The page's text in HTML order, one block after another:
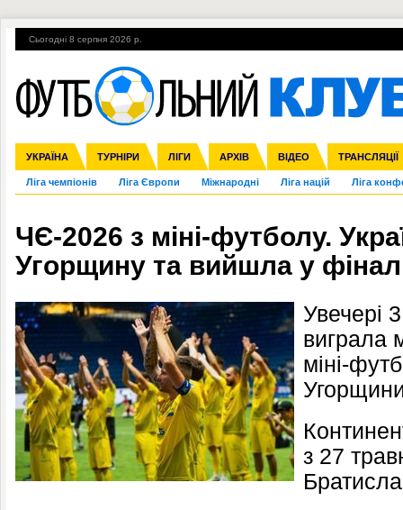
Сьогодні 8 серпня 2026 р.
УКРАЇНА ТУРНІРИ ЛІГИ АРХІВ ВІДЕО ТРАНСЛЯЦІЇ
Збірна Прем'єр-ліга Перша ліга Друга ліга Кубок України
Ліга чемпіонів Ліга Європи Міжнародні Ліга націй Ліга
Англія Іспанія Італія Німеччина Франція Інші
ЧС-2014 ЄВРО-2016 Росія Кубок конфедерацій ЧЄ-2015 (U-
Гарячі теми УПЛ, 2-й тур ВІЙНА УПЛ-ПЕРЕХОДИ
ЧЄ-2026 з міні-футболу.
Угорщину та вийшла у
Увечері
виграла
міні-
з 27